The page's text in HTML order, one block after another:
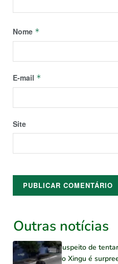
Nome *
E-mail *
Site
Outras notícias
Suspeito de
do Xingu é